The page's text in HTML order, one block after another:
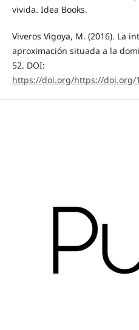
vivida. Idea Books.
Viveros Vigoya, M. (2016). La
aproximación situada a la
52. DOI:
https://doi.org/https://doi.org/